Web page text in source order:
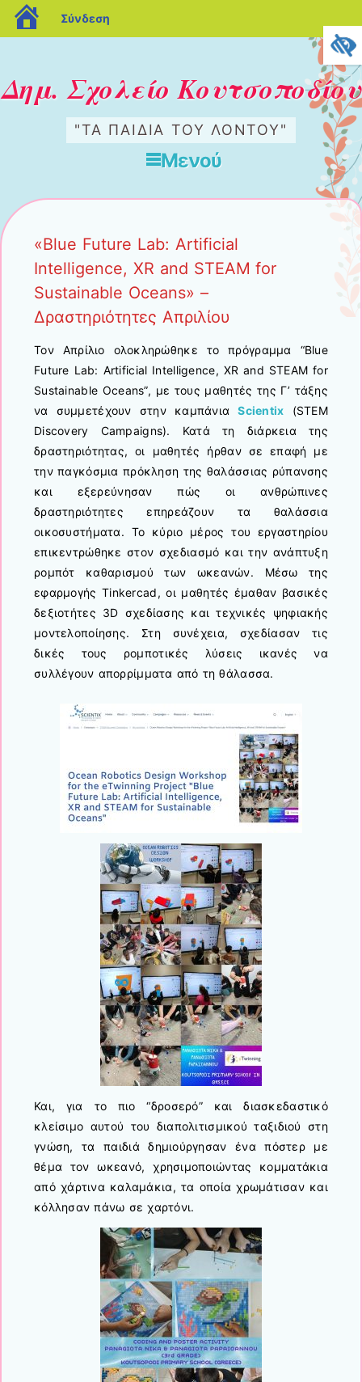
Δημ. Σχολείο Κουτσοποδίου
"ΤΑ ΠΑΙΔΙΆ ΤΟΥ ΛΌΝΤΟΥ"
Μενού
«Blue Future Lab: Artificial
Intelligence, XR and STEAM for
Sustainable Oceans» –
Δραστηριότητες Απριλίου
Τον Απρίλιο ολοκληρώθηκε το πρόγραμμα “Blue
Future Lab: Artificial Intelligence, XR and STEAM for
Sustainable Oceans”, με τους μαθητές της Γ’ τάξης
να συμμετέχουν στην καμπάνιαScientix (STEM
Discovery Campaigns). Κατά τη διάρκεια της
δραστηριότητας, οι μαθητές ήρθαν σε επαφή με
την παγκόσμια πρόκληση της θαλάσσιας ρύπανσης
και εξερεύνησαν πώς οι ανθρώπινες
δραστηριότητες επηρεάζουν τα θαλάσσια
οικοσυστήματα. Το κύριο μέρος του εργαστηρίου
επικεντρώθηκε στον σχεδιασμό και την ανάπτυξη
ρομπότ καθαρισμού των ωκεανών. Μέσω της
εφαρμογής Tinkercad, οι μαθητές έμαθαν βασικές
δεξιοτήτες 3D σχεδίασης και τεχνικές ψηφιακής
μοντελοποίησης. Στη συνέχεια, σχεδίασαν τις
δικές τους ρομποτικές λύσεις ικανές να
συλλέγουν απορρίμματα από τη θάλασσα.
Και, για το πιο “δροσερό” και διασκεδαστικό
κλείσιμο αυτού του διαπολιτισμικού ταξιδιού στη
γνώση, τα παιδιά δημιούργησαν ένα πόστερ με
θέμα τον ωκεανό, χρησιμοποιώντας κομματάκια
από χάρτινα καλαμάκια, τα οποία χρωμάτισαν και
κόλλησαν πάνω σε χαρτόνι.
blogs.sch.gr
Σύνδεση